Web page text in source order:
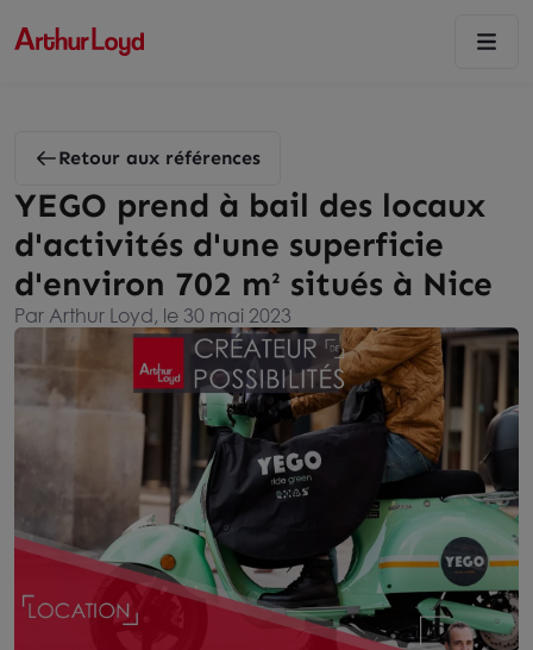
Retour aux références
YEGO prend à bail des locaux
d'activités d'une superficie
d'environ 702 m² situés à Nice
Par Arthur Loyd, le 30 mai 2023